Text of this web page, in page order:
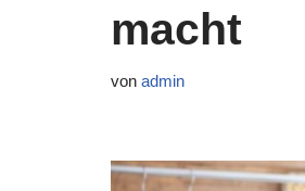
macht
von admin